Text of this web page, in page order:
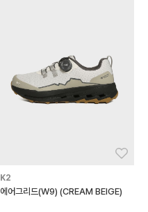
K2
에어그리드(W9) (CREAM BEIGE)